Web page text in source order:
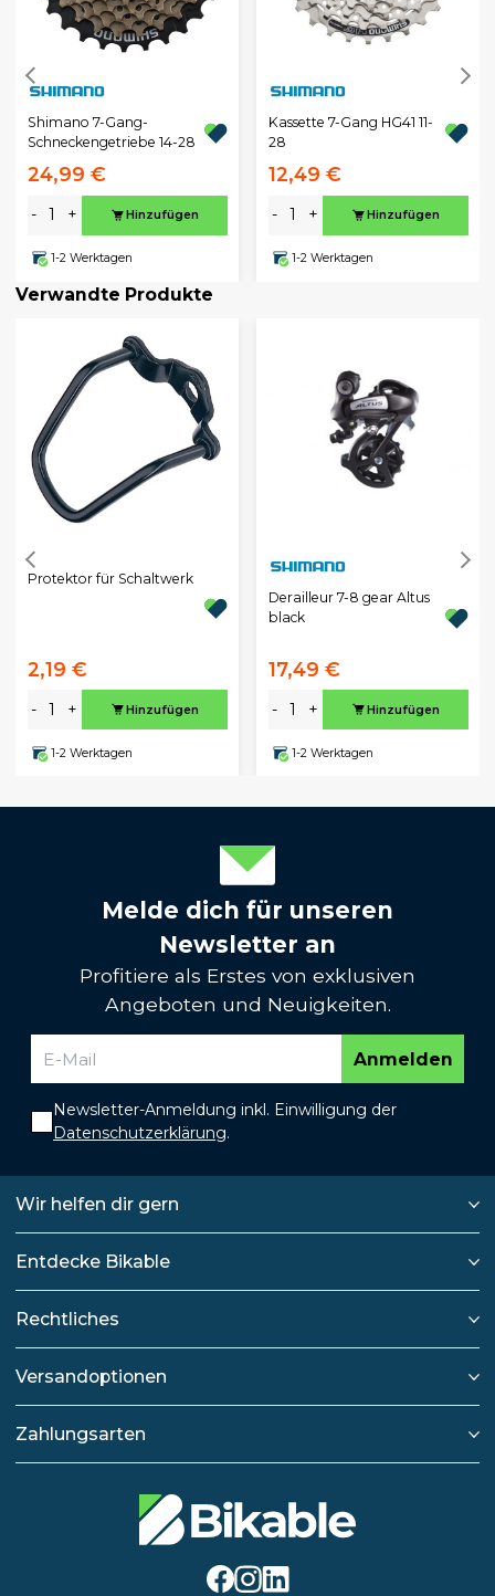
Shimano 7-Gang-
Schneckengetriebe 14-28
24,99 €
- + Hinzufügen
1-2 Werktagen
Kassette 7-Gang HG41 11-
28
12,49 €
- + Hinzufügen
1-2 Werktagen
Verwandte Produkte
Protektor für Schaltwerk
2,19 €
- + Hinzufügen
1-2 Werktagen
Derailleur 7-8 gear Altus
black
17,49 €
- + Hinzufügen
1-2 Werktagen
Melde dich für unseren
Newsletter an
Profitiere als Erstes von exklusiven
Angeboten und Neuigkeiten.
Anmelden
Newsletter-Anmeldung inkl. Einwilligung der
Datenschutzerklärung.
Wir helfen dir gern
Entdecke Bikable
Rechtliches
Versandoptionen
Zahlungsarten